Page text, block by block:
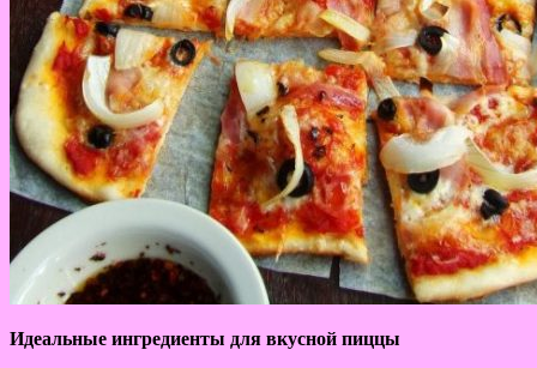
Идеальные ингредиенты для вкусной пиццы